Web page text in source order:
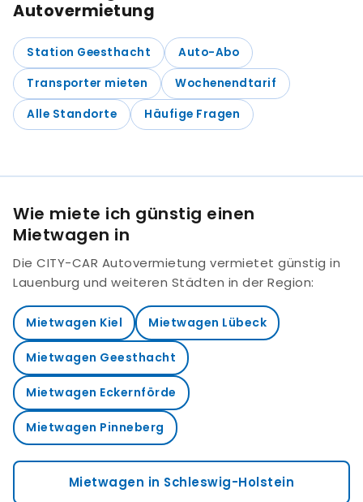
Autovermietung
Station Geesthacht
Auto-Abo
Transporter mieten
Wochenendtarif
Alle Standorte
Häufige Fragen
Wie miete ich günstig einen
Mietwagen in
Die CITY-CAR Autovermietung vermietet günstig in
Lauenburg und weiteren Städten in der Region:
Mietwagen Kiel Mietwagen Lübeck
Mietwagen Geesthacht
Mietwagen Eckernförde
Mietwagen Pinneberg
Mietwagen in Schleswig-Holstein